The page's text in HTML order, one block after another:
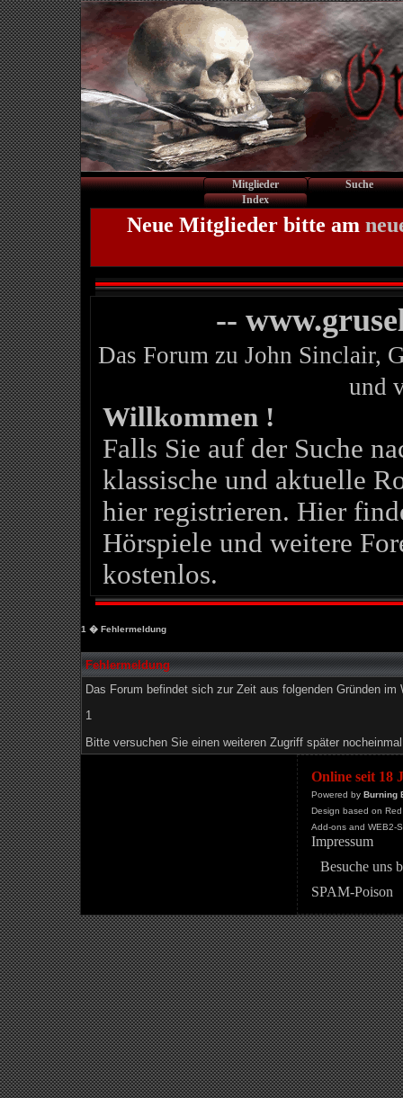
Mitglieder
Suche
Index
Neue Mitglieder bitte am
--
Das Forum zu John Sinclair,
und
Willkommen !
Falls Sie auf der Suche
klassische und aktuelle
hier registrieren. Hier
Hörspiele und weitere
kostenlos.
1 � Fehlermeldung
Fehlermeldung
Das Forum befindet sich zur Zeit aus folgenden Gründen im
1
Bitte versuchen Sie einen weiteren Zugriff später
Online seit 18
Powered by Burning
Design based on
Add-ons and WEB2-
Impressum
Besuche uns
SPAM-Poison